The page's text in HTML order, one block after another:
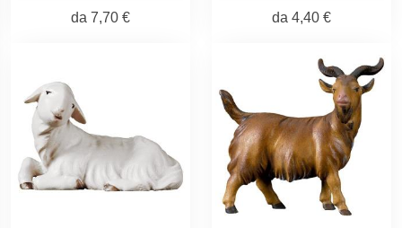
da 7,70 €
da 4,40 €